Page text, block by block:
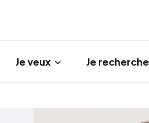
Je veux Je recherche